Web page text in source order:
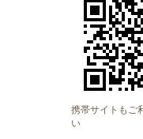
携帯サイトもご
い